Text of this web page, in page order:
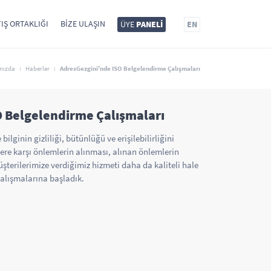
ÜYE PANELİ EN
ORTAKLIĞI BIZE ULAŞIN
Haberler AdresGezgini'nde ISO Belgelendirme Çalışmaları
Çalışmaları
bilginin gizliliği, bütünlüğü ve erişilebilirliğini
karşı önlemlerin alınması, alınan önlemlerin
verdiğimiz hizmeti daha da kaliteli hale
başladık.